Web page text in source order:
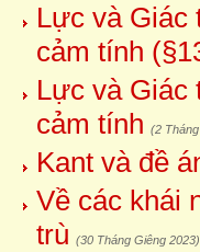
Lực và Giác
cảm tính
Lực và Giác
cảm tính (2
Kant và đề
Về các khái
trù (30 Tháng Giêng 2023)